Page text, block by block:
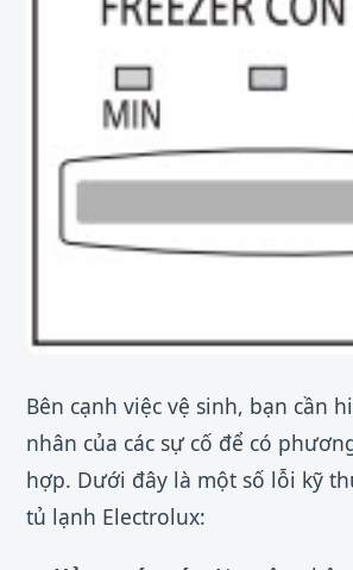
Bên cạnh việc vệ sinh, bạn cần
nhân của các sự cố để có
hợp. Dưới đây là một số lỗi kỹ
tủ lạnh Electrolux: